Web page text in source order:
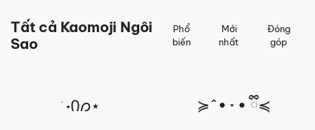
Tất cả Kaomoji Ngôi
Sao
Phổ
biến
Mới
nhất
Đóng
góp
݁ ˖Ი𐑼⋆ ≽^• ˕ • ྀི≼